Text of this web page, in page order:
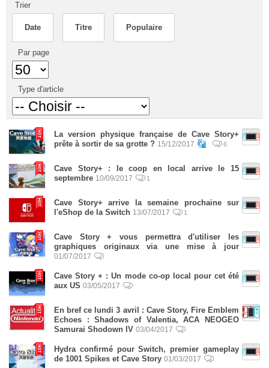
Trier
Date Titre Populaire
Par page
Type d'article
La version physique française de Cave Story+
prête à sortir de sa grotte ? 15/12/2017 6
Cave Story+ : le coop en local arrive le 15
septembre 10/09/2017 1
Cave Story+ arrive la semaine prochaine sur
l'eShop de la Switch 13/07/2017 1
Cave Story + vous permettra d'utiliser les
graphiques originaux via une mise à jour
01/07/2017
Cave Story + : Un mode co-op local pour cet été
aux US 03/05/2017
En bref ce lundi 3 avril : Cave Story, Fire Emblem
Echoes : Shadows of Valentia, ACA NEOGEO
Samurai Shodown IV 03/04/2017
Hydra confirmé pour Switch, premier gameplay
de 1001 Spikes et Cave Story 01/03/2017